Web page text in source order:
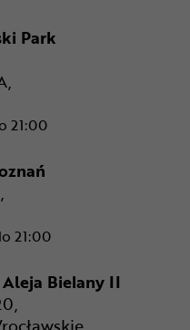
Park
21:00
- Morski Park
21:00
- M1 Poznań
Aleja Bielany II